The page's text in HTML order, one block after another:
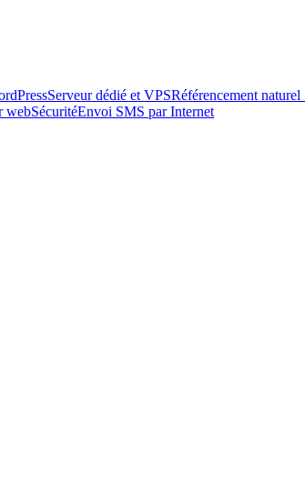
Serveur dédié et VPSRéférencement naturel
webSécuritéEnvoi SMS par Internet